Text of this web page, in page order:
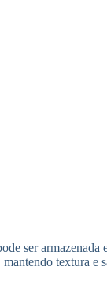
ser armazenada
textura e